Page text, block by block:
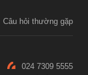
Câu hỏi thường gặp
024 7309 5555